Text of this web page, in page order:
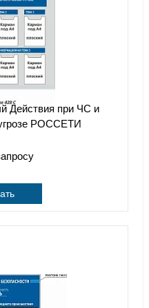
Действия при ЧС и
РОССЕТИ